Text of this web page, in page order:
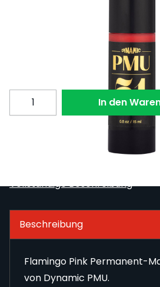
DYNAMIC15-PMU-
Menge In den
Vollständige Beschreibung
Beschreibung
Flamingo Pink Permanent-
von Dynamic PMU.